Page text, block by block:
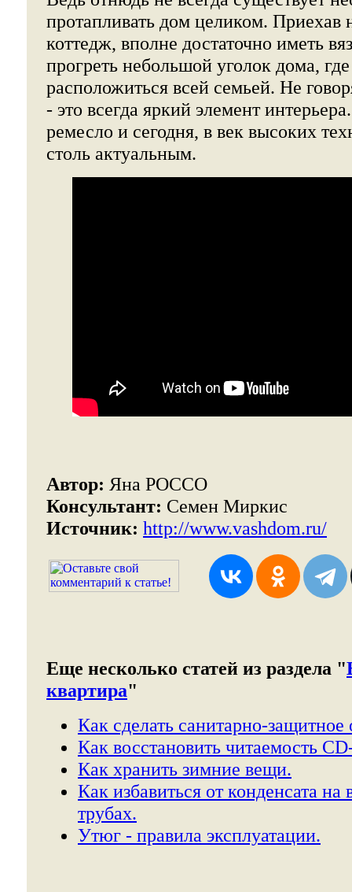
протапливать дом целиком. Приехав
коттедж, вполне достаточно иметь
прогреть небольшой уголок дома,
расположиться всей семьей. Не
- это всегда яркий элемент
ремесло и сегодня, в век высоких
столь актуальным.
Автор: Яна РОССО
Консультант: Семен Миркис
Источник: http://www.vashdom.ru/
Еще несколько статей из раздела "
квартира"
Как сделать санитарно-защитное
Как восстановить читаемость
Как хранить зимние вещи.
Как избавиться от конденсата на
трубах.
Утюг - правила эксплуатации.